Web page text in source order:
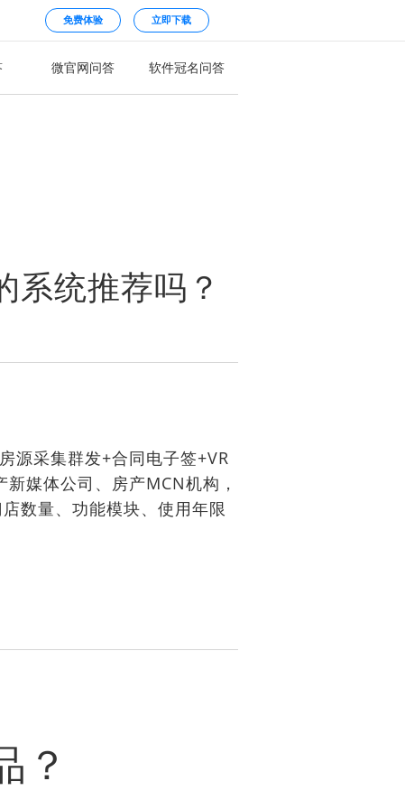
免费体验 立即下载
微官网问答 软件冠名问答
系统推荐吗？
源采集群发+合同电子签+VR
媒体公司、房产MCN机构，
数量、功能模块、使用年限
？